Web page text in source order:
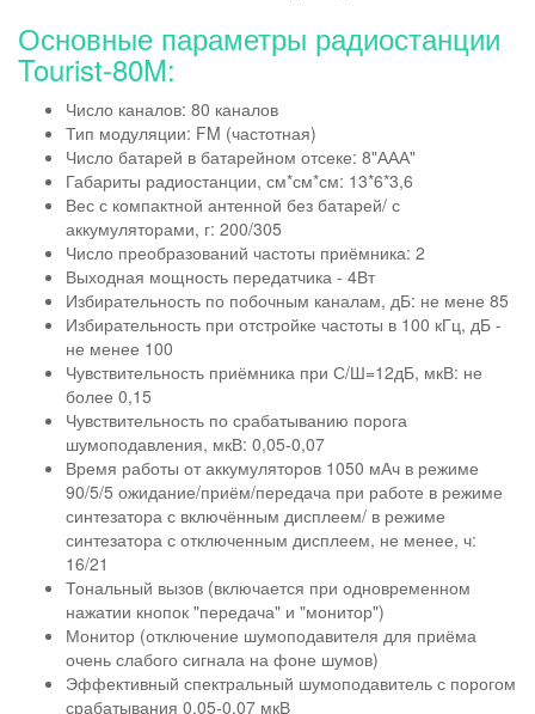
Основные параметры радиостанции
Tourist-80M:
Число каналов: 80 каналов
Тип модуляции: FM (частотная)
Число батарей в батарейном отсеке: 8"ААА"
Габариты радиостанции, см*см*см: 13*6*3,6
Вес с компактной антенной без батарей/ с
аккумуляторами, г: 200/305
Число преобразований частоты приёмника: 2
Выходная мощность передатчика - 4Вт
Избирательность по побочным каналам, дБ: не мене 85
Избирательность при отстройке частоты в 100 кГц, дБ -
не менее 100
Чувствительность приёмника при С/Ш=12дБ, мкВ: не
более 0,15
Чувствительность по срабатыванию порога
шумоподавления, мкВ: 0,05-0,07
Время работы от аккумуляторов 1050 мАч в режиме
90/5/5 ожидание/приём/передача при работе в режиме
синтезатора с включённым дисплеем/ в режиме
синтезатора с отключенным дисплеем, не менее, ч:
16/21
Тональный вызов (включается при одновременном
нажатии кнопок "передача" и "монитор")
Монитор (отключение шумоподавителя для приёма
очень слабого сигнала на фоне шумов)
Эффективный спектральный шумоподавитель с порогом
срабатывания 0,05-0,07 мкВ